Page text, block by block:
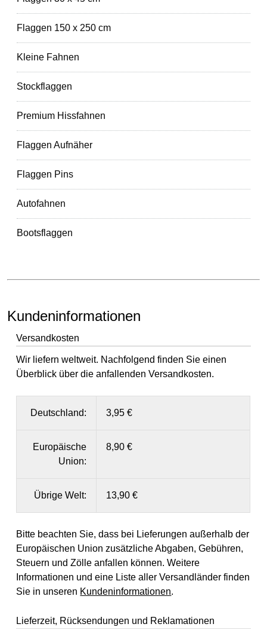
Flaggen 150 x 250 cm
Kleine Fahnen
Stockflaggen
Premium Hissfahnen
Flaggen Aufnäher
Flaggen Pins
Autofahnen
Bootsflaggen
Kundeninformationen
Versandkosten
Wir liefern weltweit. Nachfolgend finden Sie einen
Überblick über die anfallenden Versandkosten.
Deutschland: 3,95 €
Europäische
Union:
8,90 €
Übrige Welt: 13,90 €
Bitte beachten Sie, dass bei Lieferungen außerhalb der
Europäischen Union zusätzliche Abgaben, Gebühren,
Steuern und Zölle anfallen können. Weitere
Informationen und eine Liste aller Versandländer finden
Sie in unseren Kundeninformationen.
Lieferzeit, Rücksendungen und Reklamationen